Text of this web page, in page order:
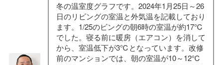
冬の温室度グラフです。2024年1月25日～26
日のリビングの室温と外気温を記載しており
ます。1/25のビングの朝6時の室温が約17℃
でした。寝る前に暖房（エアコン）を消して
から、室温低下が3℃となっています。改修
前のマンションでは、朝の室温が10～12℃